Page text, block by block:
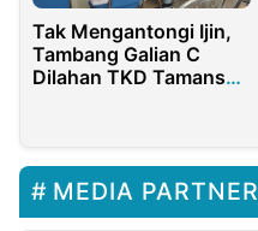
Tak Mengantongi Ijin,
Tambang Galian C
Dilahan TKD Tamansari
MEDIA PARTNER